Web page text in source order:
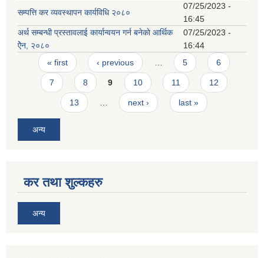
सम्पत्ति कर व्यवस्थापन कार्यविधि २०८०
07/25/2023 -
16:45
अर्थ सम्बन्धी प्रस्तावलाई कार्यान्वयन गर्न बनेकाे आर्थिक
ऐेन, २०८०
07/25/2023 -
16:44
Pages
« first ‹ previous 5 6
7 8 9 10 11 12
13 next › last »
अन्य
कर तथा शुल्कहरु
अन्य